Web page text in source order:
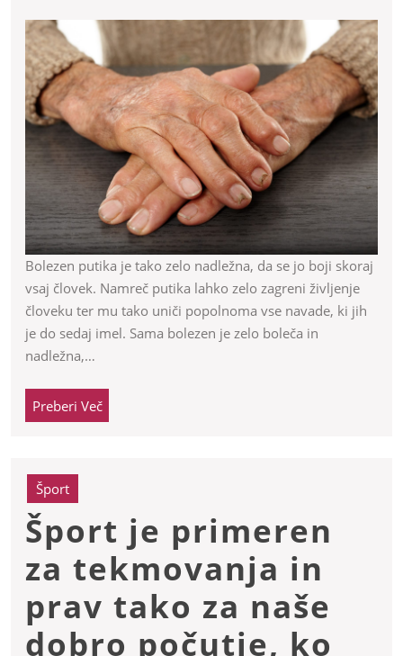
–
putika
Bolezen putika je tako zelo nadležna, da se jo boji skoraj
vsaj človek. Namreč putika lahko zelo zagreni življenje
človeku ter mu tako uniči popolnoma vse navade, ki jih
je do sedaj imel. Sama bolezen je zelo boleča in
nadležna,…
Preberi VečPreberi
Več
Šport
Šport je primeren
za tekmovanja in
prav tako za naše
dobro počutje, ko